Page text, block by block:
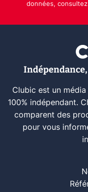
données,
Clubic est un
100% indépendant.
comparent des
pour vous